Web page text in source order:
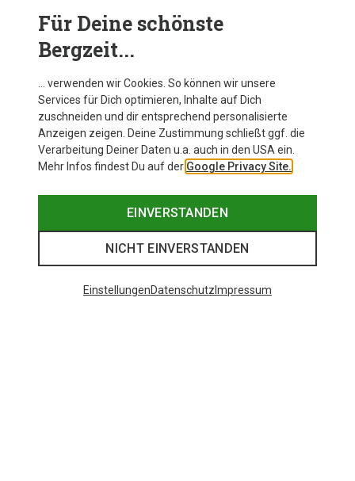
AUSRÜSTUNG
Für Deine schönste
Bergzeit...
… verwenden wir Cookies. So können wir unsere
Services für Dich optimieren, Inhalte auf Dich
zuschneiden und dir entsprechend personalisierte
Anzeigen zeigen. Deine Zustimmung schließt ggf. die
Verarbeitung Deiner Daten u.a. auch in den USA ein.
Mehr Infos findest Du auf der Google Privacy Site.
EINVERSTANDEN
NICHT EINVERSTANDEN
EinstellungenDatenschutz Impressum